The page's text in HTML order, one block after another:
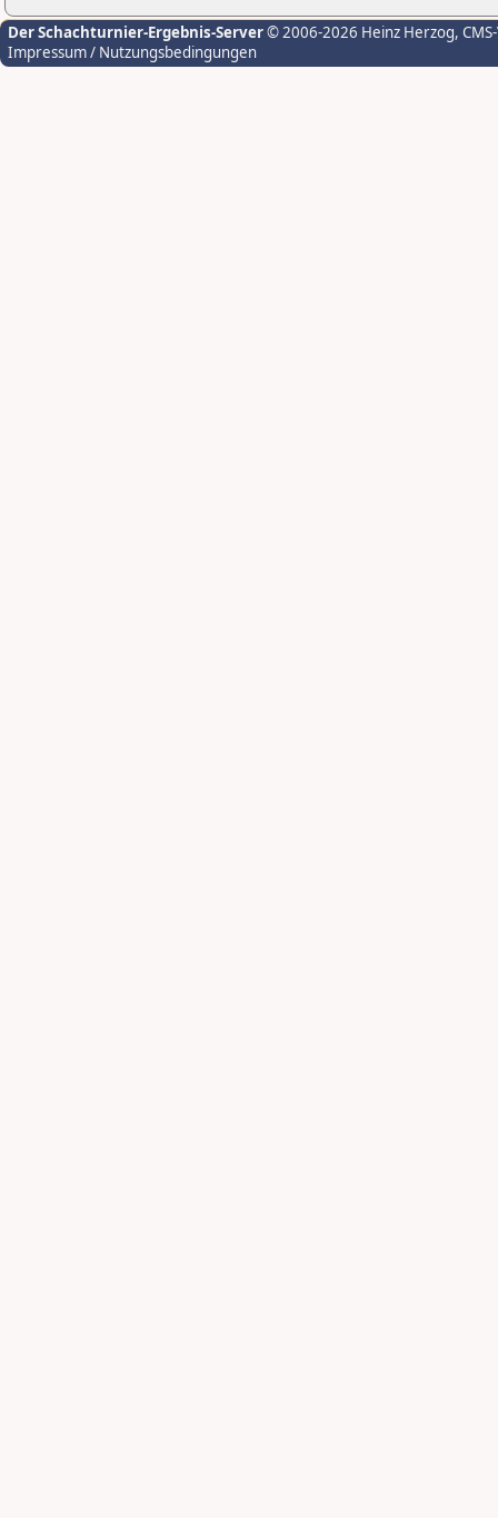
Der Schachturnier-Ergebnis-Server© 2006-2026 Heinz Herzog,
Impressum / Nutzungsbedingungen